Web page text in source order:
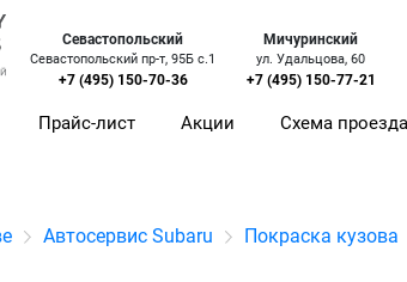
Севастопольский
Севастопольский пр-т, 95Б с.1
+7 (495) 150-70-36
Мичуринский
ул. Удальцова, 60
+7 (495) 150-77-21
Прайс-лист Акции Схема проезда
Автосервис Subaru Покраска кузова